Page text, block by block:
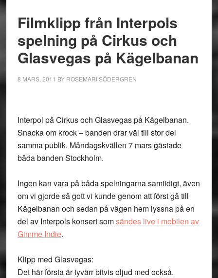
Filmklipp från Interpols
spelning på Cirkus och
Glasvegas på Kägelbanan
8 MARS, 2011 BY ROSEMARI SÖDERGREN
Interpol på Cirkus och Glasvegas på Kägelbanan.
Snacka om krock – banden drar väl till stor del
samma publik. Måndagskvällen 7 mars gästade
båda banden Stockholm.
Ingen kan vara på båda spelningarna samtidigt, även
om vi gjorde så gott vi kunde genom att först gå till
Kägelbanan och sedan på vägen hem lyssna på en
del av Interpols konsert somsändes live i mobilen av
Gimme Indie.
Klipp med Glasvegas:
Det här första är tyvärr bitvis oljud med också.